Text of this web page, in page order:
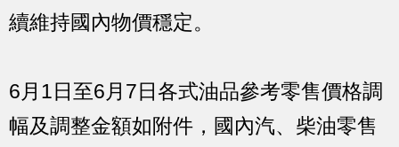
續維持國內物價穩定。
6月1日至6月7日各式油品參考零售價格調
幅及調整金額如附件，國內汽、柴油零售